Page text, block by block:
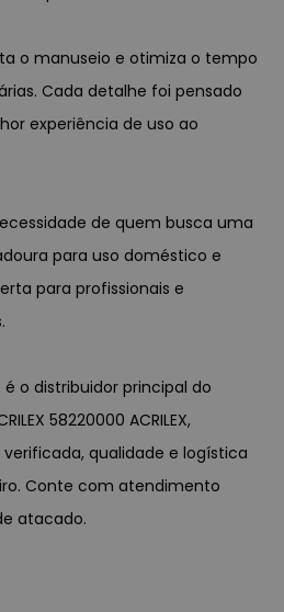
o manuseio e otimiza o tempo
Cada detalhe foi pensado
experiência de uso ao
de quem busca uma
para uso doméstico e
para profissionais e
o distribuidor principal do
58220000 ACRILEX,
qualidade e logística
Conte com atendimento
atacado.